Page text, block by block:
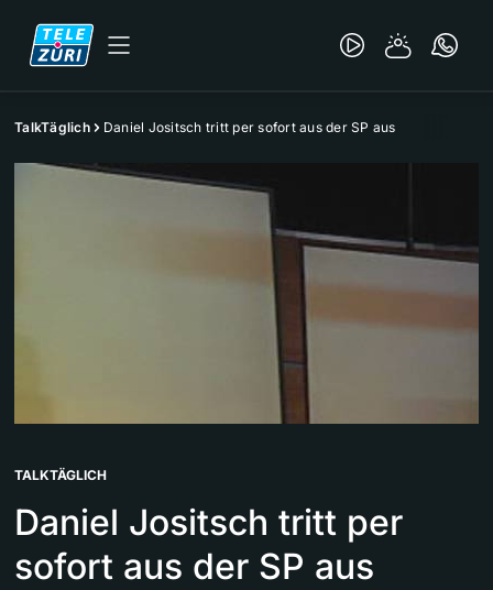
TalkTäglich Daniel Jositsch tritt per sofort aus der SP aus
TALKTÄGLICH
Daniel Jositsch tritt per
sofort aus der SP aus